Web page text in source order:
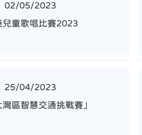
02/05/2023
兒童歌唱比賽2023
25/04/2023
灣區智慧交通挑戰賽」